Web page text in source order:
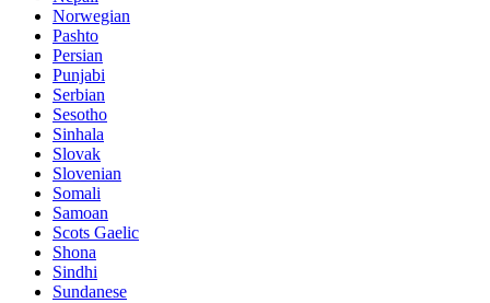
Norwegian
Pashto
Persian
Punjabi
Serbian
Sesotho
Sinhala
Slovak
Slovenian
Somali
Samoan
Scots Gaelic
Shona
Sindhi
Sundanese